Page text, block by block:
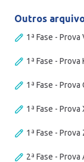
Outros
1ª Fase -
1ª Fase -
1ª Fase -
1ª Fase -
1ª Fase -
2ª Fase -